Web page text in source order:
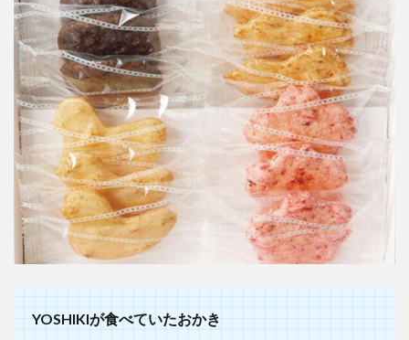
のゼ
リー
（緑
とク
リー
ム色
のツ
ート
ン）
2
ま
YOSHIKIが食べていたおかき